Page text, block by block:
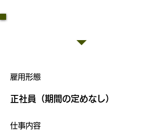
​雇用形態
​正社員（期間の定めなし）
​仕事内容